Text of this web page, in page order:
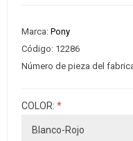
Marca: Pony
Código: 12286
Número de pieza del
COLOR: *